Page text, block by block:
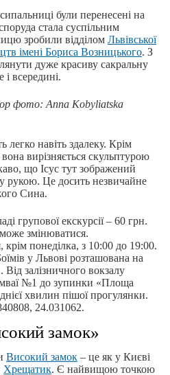
були перенесені на
стала суспільним
зробили відділом Львівської
імені Бориса Возницького. З
дуже красиву сакральну
і всередині.
фото: Anna Kobyliatska
легко навіть здалеку. Крім
вирізняється скульптурою
що Ісус тут зображений
рукою. Це досить незвичайне
Сина.
групової екскурсії – 60 грн.
може змінюватися.
крім понеділка, з 10:00 до 19:00.
у Львові розташована на
Від залізничного вокзалу
№1 до зупинки «Площа
хвилин пішої прогулянки.
24.031062.
замок»
Високий замок – це як у Києві
Хрещатик. Є найвищою точкою